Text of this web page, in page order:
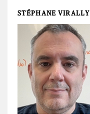
STÉPHANE VIRALLY